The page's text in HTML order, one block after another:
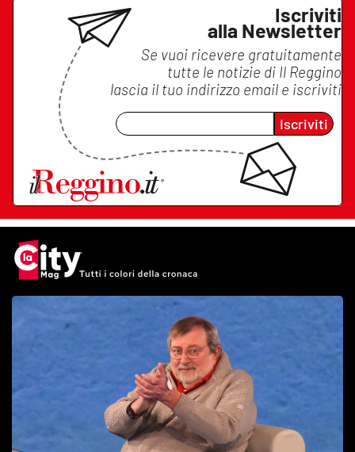
Iscriviti
alla Newsletter
Se vuoi ricevere gratuitamente
tutte le notizie di Il Reggino
lascia il tuo indirizzo email e iscriviti
Iscriviti